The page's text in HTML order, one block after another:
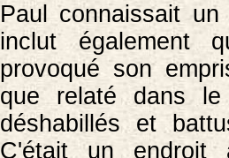
Paul connaissait
inclut également
provoqué son
que relaté dans le
déshabillés et
C'était un endroit